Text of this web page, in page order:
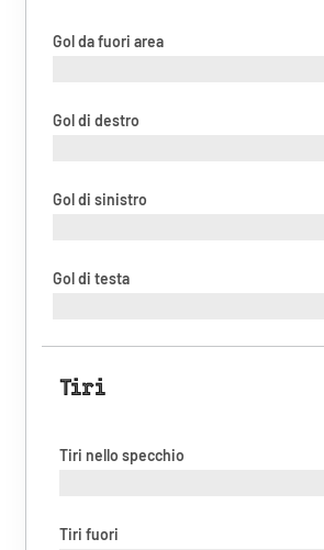
Gol da fuori area
Gol di destro
Gol di sinistro
Gol di testa
Tiri
Tiri nello specchio
Tiri fuori